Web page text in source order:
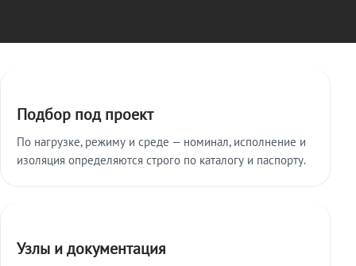
Подбор под проект
По нагрузке, режиму и среде — номинал, исполнение и
изоляция определяются строго по каталогу и паспорту.
Узлы и документация